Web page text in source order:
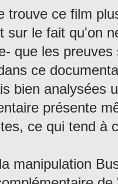
trouve ce film
sur le fait qu'on
que les
ce
bien analysées
présente
ce qui tend à
manipulation